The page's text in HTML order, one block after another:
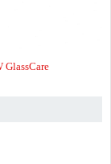
GlassCare